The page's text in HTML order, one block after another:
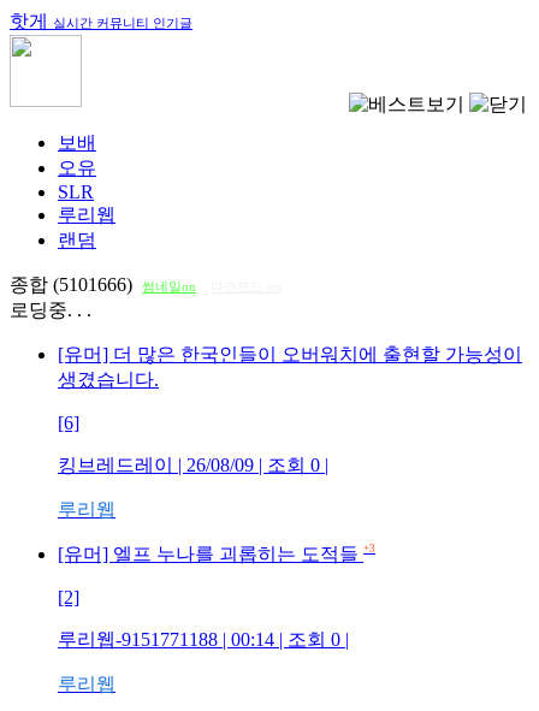
핫게 실시간 커뮤니티 인기글
보배
오유
SLR
루리웹
랜덤
종합 (5101666) 썸네일on
로딩중. . .
[유머] 더 많은 한국인들이 오버워치에 출현할 가능성이
생겼습니다.
[6]
킹브레드레이 | 26/08/09 | 조회 0 |
루리웹
[유머] 엘프 누나를 괴롭히는 도적들 +3
[2]
루리웹-9151771188 | 00:14 | 조회 0 |
루리웹